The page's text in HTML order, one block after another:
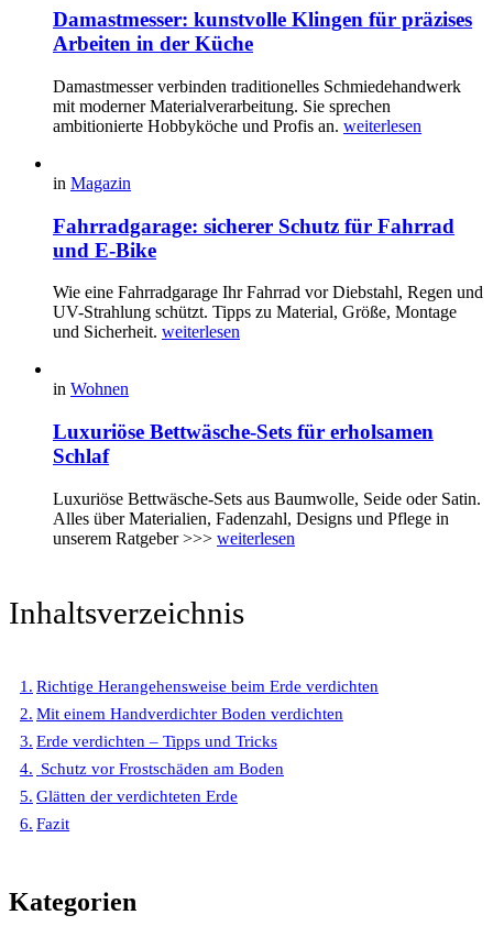
Damastmesser: kunstvolle Klingen für präzises
Arbeiten in der Küche
Damastmesser verbinden traditionelles Schmiedehandwerk
mit moderner Materialverarbeitung. Sie sprechen
ambitionierte Hobbyköche und Profis an. weiterlesen
in Magazin
Fahrradgarage: sicherer Schutz für Fahrrad
und E-Bike
Wie eine Fahrradgarage Ihr Fahrrad vor Diebstahl, Regen und
UV-Strahlung schützt. Tipps zu Material, Größe, Montage
und Sicherheit. weiterlesen
in Wohnen
Luxuriöse Bettwäsche-Sets für erholsamen
Schlaf
Luxuriöse Bettwäsche-Sets aus Baumwolle, Seide oder Satin.
Alles über Materialien, Fadenzahl, Designs und Pflege in
unserem Ratgeber >>> weiterlesen
Inhaltsverzeichnis
Richtige Herangehensweise beim Erde verdichten
Mit einem Handverdichter Boden verdichten
Erde verdichten – Tipps und Tricks
Schutz vor Frostschäden am Boden
Glätten der verdichteten Erde
Fazit
Kategorien